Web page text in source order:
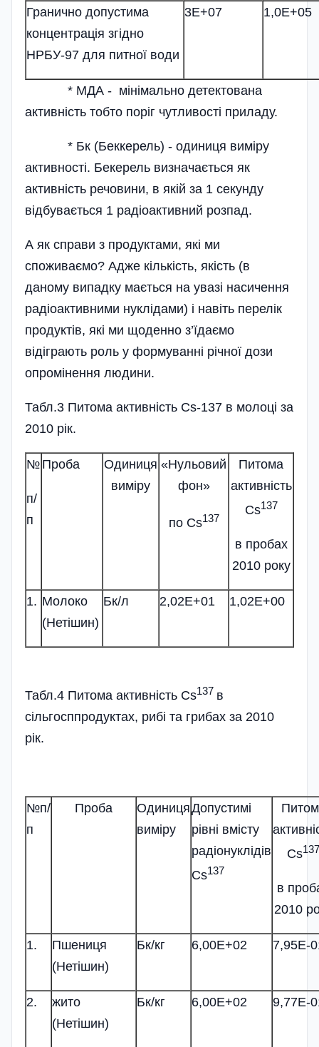
Гранично допустима
концентрація згідно
НРБУ-97 для питної води
3Е+07 1,0Е+05
* МДА - мінімально детектована
активність тобто поріг чутливості приладу.
* Бк (Беккерель) - одиниця виміру
активності. Бекерель визначається як
активність речовини, в якій за 1 секунду
відбувається 1 радіоактивний розпад.
А як справи з продуктами, які ми
споживаємо? Адже кількість, якість (в
даному випадку мається на увазі насичення
радіоактивними нуклідами) і навіть перелік
продуктів, які ми щоденно з’їдаємо
відіграють роль у формуванні річної дози
опромінення людини.
Табл.3 Питома активність Cs-137 в молоці за
2010 рік.
№
п/
п
Проба
Одиниця
виміру
«Нульовий
фон»
по Cs137
Питома
активність
Cs137
в пробах
2010 року
1. Молоко
(Нетішин)
Бк/л 2,02Е+01 1,02Е+00
Табл.4 Питома активність Cs137 в
сільгосппродуктах, рибі та грибах за 2010
рік.
№п/
п
Проба
Одиниця
виміру
Допустимі
рівні вмісту
радіонуклідів
Cs137
Cs137
в
2010
1.
Пшениця
(Нетішин)
Бк/кг 6,00Е+02 7,95Е-
2.
жито
(Нетішин)
Бк/кг 6,00Е+02 9,77Е-